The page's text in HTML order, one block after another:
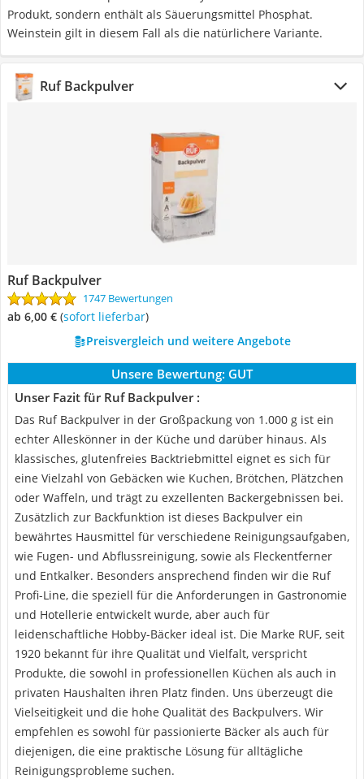
Produkt, sondern enthält als Säuerungsmittel Phosphat.
Weinstein gilt in diesem Fall als die natürlichere Variante.
Ruf Backpulver
Ruf Backpulver
1747 Bewertungen
ab 6,00 € ( Sofort lieferbar)
Preisvergleich und weitere Angebote
Unsere Bewertung: GUT
Unser Fazit für Ruf Backpulver :
Das Ruf Backpulver in der Großpackung von 1.000 g ist ein
echter Alleskönner in der Küche und darüber hinaus. Als
klassisches, glutenfreies Backtriebmittel eignet es sich für
eine Vielzahl von Gebäcken wie Kuchen, Brötchen, Plätzchen
oder Waffeln, und trägt zu exzellenten Backergebnissen bei.
Zusätzlich zur Backfunktion ist dieses Backpulver ein
bewährtes Hausmittel für verschiedene Reinigungsaufgaben,
wie Fugen- und Abflussreinigung, sowie als Fleckentferner
und Entkalker. Besonders ansprechend finden wir die Ruf
Profi-Line, die speziell für die Anforderungen in Gastronomie
und Hotellerie entwickelt wurde, aber auch für
leidenschaftliche Hobby-Bäcker ideal ist. Die Marke RUF, seit
1920 bekannt für ihre Qualität und Vielfalt, verspricht
Produkte, die sowohl in professionellen Küchen als auch in
privaten Haushalten ihren Platz finden. Uns überzeugt die
Vielseitigkeit und die hohe Qualität des Backpulvers. Wir
empfehlen es sowohl für passionierte Bäcker als auch für
diejenigen, die eine praktische Lösung für alltägliche
Reinigungsprobleme suchen.